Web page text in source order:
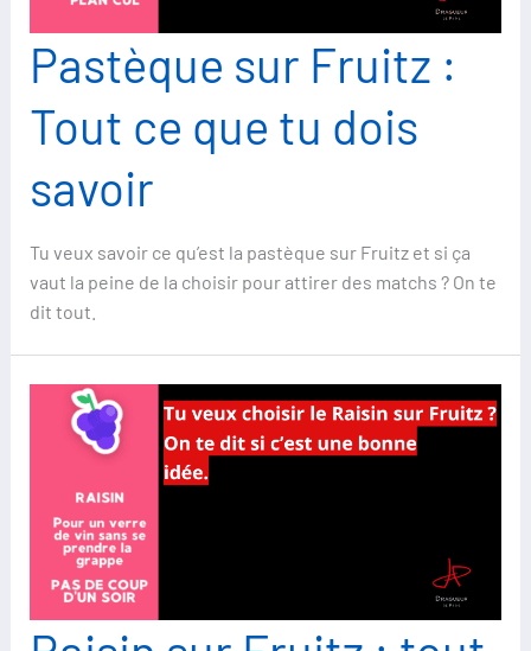
Pastèque sur Fruitz :
Tout ce que tu dois
savoir
Tu veux savoir ce qu’est la pastèque sur Fruitz et si ça
vaut la peine de la choisir pour attirer des matchs ? On te
dit tout.